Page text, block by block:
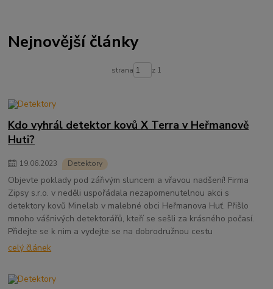
Nejnovější články
strana z 1
Kdo vyhrál detektor kovů X Terra v Heřmanově
Huti?
19.06.2023 Detektory
Objevte poklady pod zářivým sluncem a vřavou nadšení! Firma
Zipsy s.r.o. v neděli uspořádala nezapomenutelnou akci s
detektory kovů Minelab v malebné obci Heřmanova Huť. Přišlo
mnoho vášnivých detektorářů, kteří se sešli za krásného počasí.
Přidejte se k nim a vydejte se na dobrodružnou cestu
celý článek